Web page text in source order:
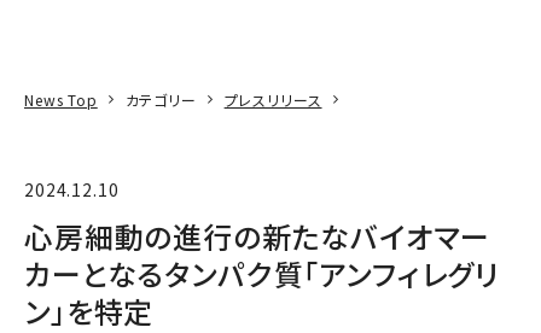
News Top カテゴリー プレスリリース
2024.12.10
心房細動の進行の新たなバイオマー
カーとなるタンパク質「アンフィレグリ
ン」を特定